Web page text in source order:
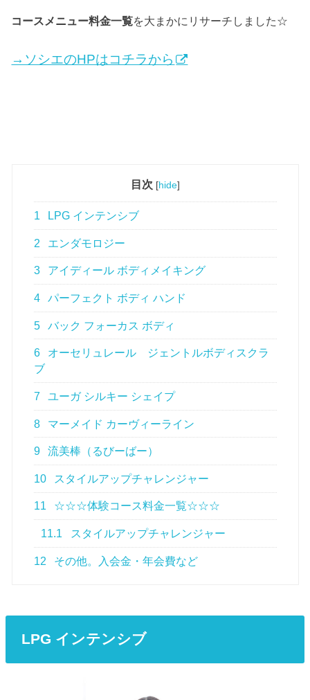
コースメニュー料金一覧を大まかにリサーチしました☆
→ソシエのHPはコチラから
目次 [hide]
1 LPG インテンシブ
2 エンダモロジー
3 アイディール ボディメイキング
4 パーフェクト ボディ ハンド
5 バック フォーカス ボディ
6
オーセリュレール ジェントルボディスクラ
ブ
7 ユーガ シルキー シェイプ
8 マーメイド カーヴィーライン
9 流美棒（るびーばー）
10 スタイルアップチャレンジャー
11 ☆☆☆体験コース料金一覧☆☆☆
11.1 スタイルアップチャレンジャー
12 その他。入会金・年会費など
LPG インテンシブ